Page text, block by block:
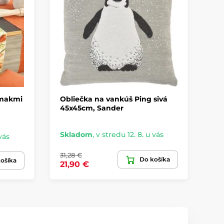
Obliečka na vankúš Ping sivá
45x45cm, Sander
Skladom, v stredu 12. 8. u vás
31,28 €
21,90 €
Do košíka